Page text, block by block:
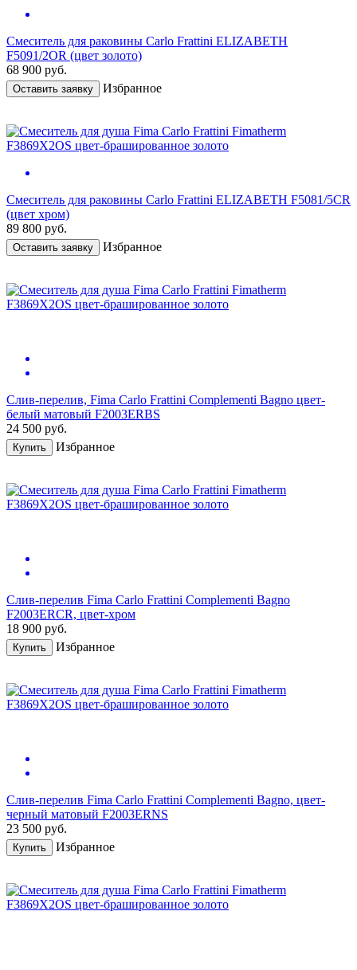
Смеситель для раковины Carlo Frattini ELIZABETH
F5091/2OR (цвет золото)
68 900 руб.
Оставить заявку Избранное
Смеситель для раковины Carlo Frattini ELIZABETH F5081/5CR
(цвет хром)
89 800 руб.
Оставить заявку Избранное
Слив-перелив, Fima Carlo Frattini Complementi Bagno цвет-
белый матовый F2003ERBS
24 500 руб.
Купить Избранное
Слив-перелив Fima Carlo Frattini Complementi Bagno
F2003ERCR, цвет-хром
18 900 руб.
Купить Избранное
Слив-перелив Fima Carlo Frattini Complementi Bagno, цвет-
черный матовый F2003ERNS
23 500 руб.
Купить Избранное